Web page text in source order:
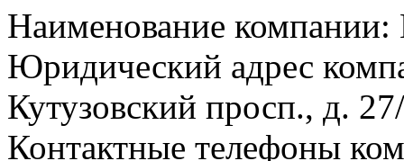
Наименование
Юридический адрес
Кутузовский просп., д.
Контактные телефоны